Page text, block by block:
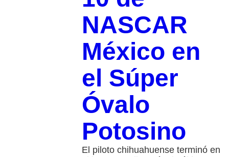
NASCAR
México en
el Súper
Óvalo
Potosino
El piloto chihuahuense terminó en